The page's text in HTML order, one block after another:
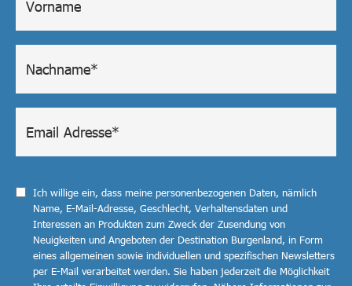
Ich willige ein, dass meine personenbezogenen Daten, nämlich
Name, E-Mail-Adresse, Geschlecht, Verhaltensdaten und
Interessen an Produkten zum Zweck der Zusendung von
Neuigkeiten und Angeboten der Destination Burgenland, in Form
eines allgemeinen sowie individuellen und spezifischen Newsletters
per E-Mail verarbeitet werden. Sie haben jederzeit die Möglichkeit